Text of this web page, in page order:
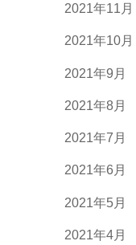
2021年11月
2021年10月
2021年9月
2021年8月
2021年7月
2021年6月
2021年5月
2021年4月